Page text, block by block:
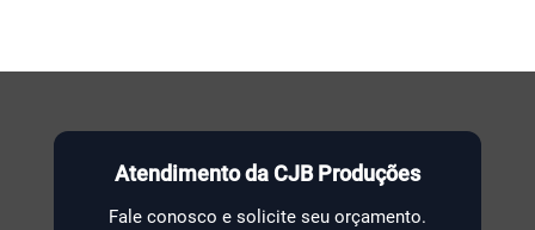
Atendimento da CJB Produções
Fale conosco e solicite seu orçamento.